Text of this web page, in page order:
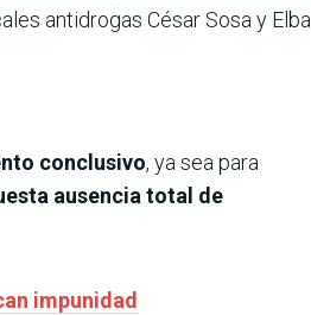
antidrogas César Sosa y Elba
conclusivo, ya sea para
ausencia total de
impunidad